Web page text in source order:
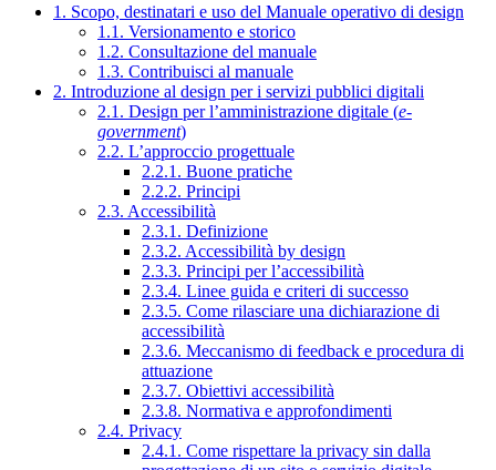
1. Scopo, destinatari e uso del Manuale operativo di design
1.1. Versionamento e storico
1.2. Consultazione del manuale
1.3. Contribuisci al manuale
2. Introduzione al design per i servizi pubblici digitali
2.1. Design per l’amministrazione digitale (e-
government)
2.2. L’approccio progettuale
2.2.1. Buone pratiche
2.2.2. Principi
2.3. Accessibilità
2.3.1. Definizione
2.3.2. Accessibilità by design
2.3.3. Principi per l’accessibilità
2.3.4. Linee guida e criteri di successo
2.3.5. Come rilasciare una dichiarazione di
accessibilità
2.3.6. Meccanismo di feedback e procedura di
attuazione
2.3.7. Obiettivi accessibilità
2.3.8. Normativa e approfondimenti
2.4. Privacy
2.4.1. Come rispettare la privacy sin dalla